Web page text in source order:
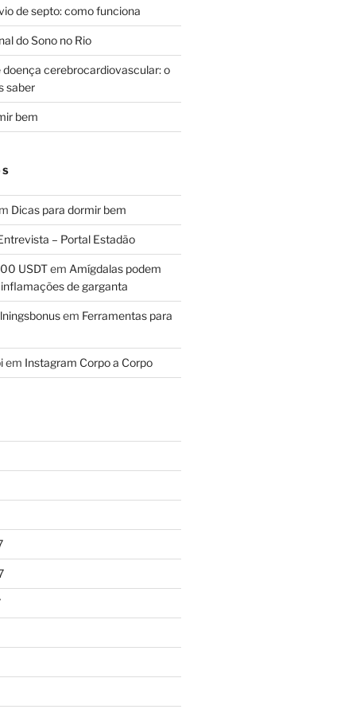
de septo: como funciona
do Sono no Rio
doença cerebrocardiovascular: o
saber
bem
Dicas para dormir bem
– Portal Estadão
USDTem Amígdalas podem
de garganta
em Ferramentas para
em Instagram Corpo a Corpo